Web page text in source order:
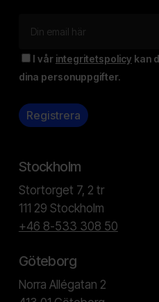
I vår integritetspolicy kan
dina personuppgifter.
Stockholm
Stortorget 7, 2 tr
111 29 Stockholm
+46 8-533 308 50
Göteborg
Norra Allégatan 2